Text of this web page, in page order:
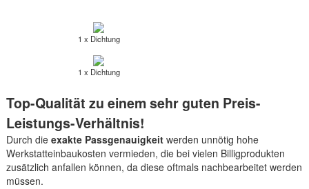
1 x Dichtung
1 x Dichtung
Top-Qualität zu einem sehr guten Preis-
Leistungs-Verhältnis!
Durch die exakte Passgenauigkeitwerden unnötig hohe
Werkstatteinbaukosten vermieden, die bei vielen Billigprodukten
zusätzlich anfallen können, da diese oftmals nachbearbeitet werden
müssen.